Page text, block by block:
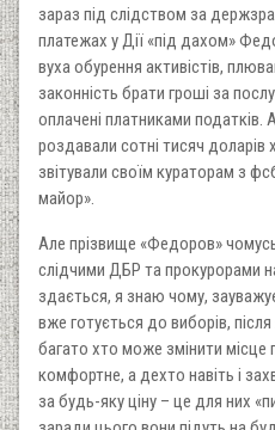
зараз під слідством за
платежах у Дії «під дахом»
вуха обурення активістів,
законність брати гроші за
оплачені платниками податків.
роздавали сотні тисяч доларів
звітували своїм кураторам з
майор».
Але прізвище «Федоров»
слідчими ДБР та прокурорами
здається, я знаю чому,
вже готується до виборів,
багато хто може змінити
комфортне, а дехто навіть і
за будь-яку ціну – це для них